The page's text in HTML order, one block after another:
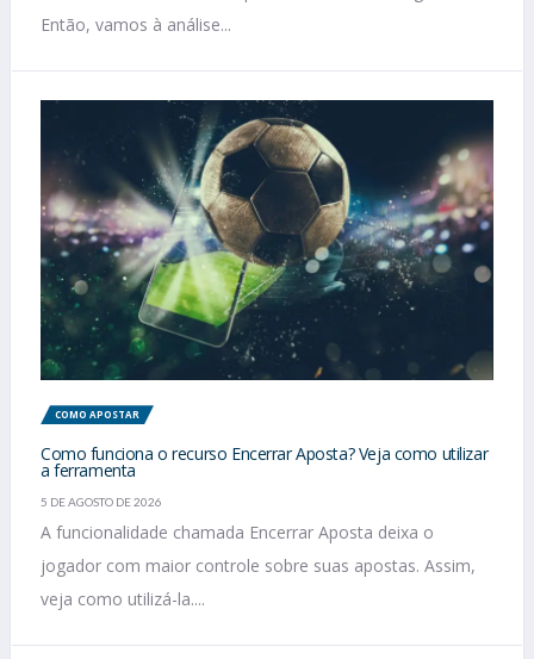
Então, vamos à análise...
COMO APOSTAR
Como funciona o recurso Encerrar Aposta? Veja como utilizar
a ferramenta
5 DE AGOSTO DE 2026
A funcionalidade chamada Encerrar Aposta deixa o
jogador com maior controle sobre suas apostas. Assim,
veja como utilizá-la....